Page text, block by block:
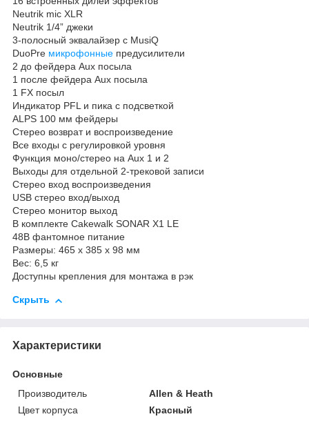
Neutrik mic XLR
Neutrik 1/4” джеки
3-полосный эквалайзер с MusiQ
DuoPre микрофонные предусилители
2 до фейдера Aux посыла
1 после фейдера Aux посыла
1 FX посыл
Индикатор PFL и пика с подсветкой
ALPS 100 мм фейдеры
Стерео возврат и воспроизведение
Все входы с регулировкой уровня
Функция моно/стерео на Aux 1 и 2
Выходы для отдельной 2-трековой записи
Стерео вход воспроизведения
USB стерео вход/выход
Стерео монитор выход
В комплекте Cakewalk SONAR X1 LE
48В фантомное питание
Размеры: 465 х 385 х 98 мм
Вес: 6,5 кг
Доступны крепления для монтажа в рэк
Скрыть
Характеристики
Основные
Производитель
Allen & Heath
Цвет корпуса
Красный